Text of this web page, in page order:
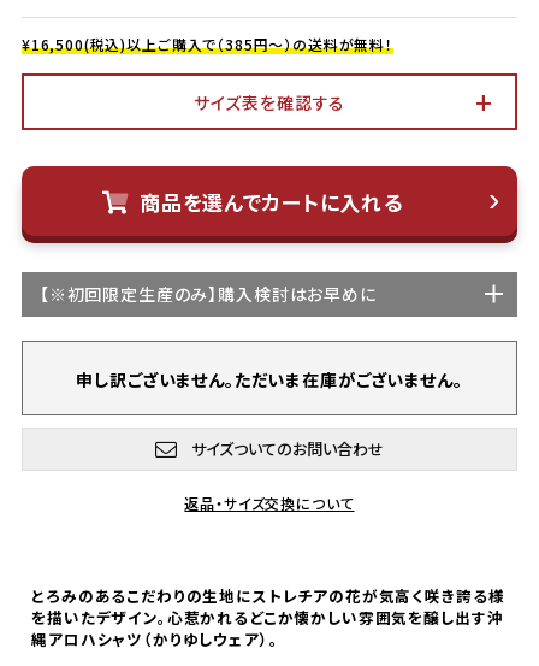
¥16,500(税込)以上ご購入で（385円～）の送料が無料！
サイズ表を確認する
商品を選んでカートに入れる
【※初回限定生産のみ】購入検討はお早めに
申し訳ございません。ただいま在庫がございません。
サイズついてのお問い合わせ
返品・サイズ交換について
とろみのあるこだわりの生地にストレチアの花が気高く咲き誇る様
を描いたデザイン。心惹かれるどこか懐かしい雰囲気を醸し出す沖
縄アロハシャツ（かりゆしウェア）。